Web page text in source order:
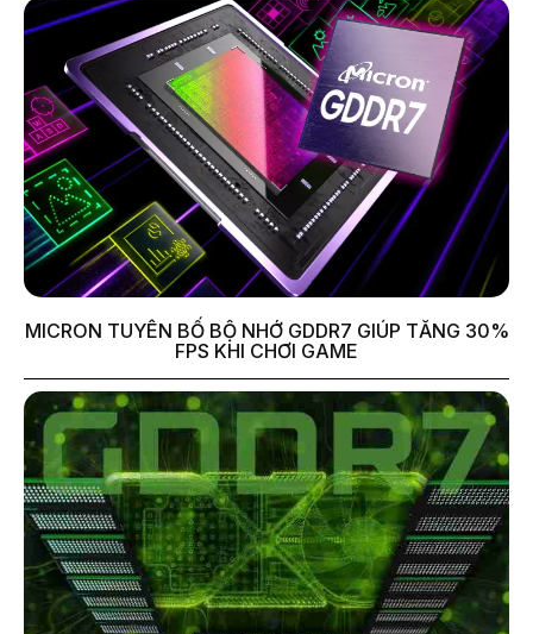
MICRON TUYÊN BỐ BỘ NHỚ GDDR7 GIÚP TĂNG 30%
FPS KHI CHƠI GAME